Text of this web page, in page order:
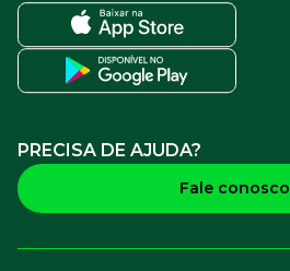
PRECISA DE AJUDA?
Fale conosco